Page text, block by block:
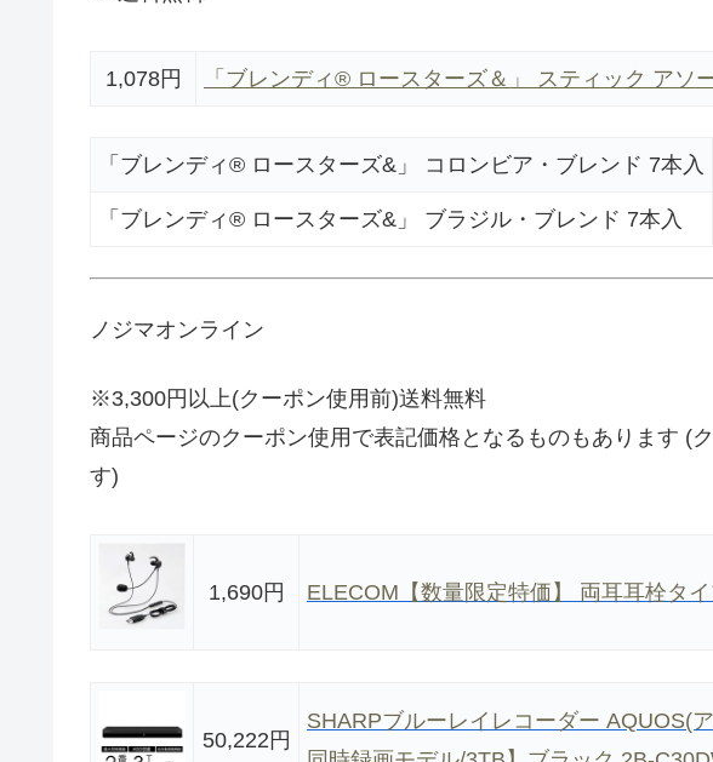
1,078円 「ブレンディ® ロースターズ＆」 スティック アソ
「ブレンディ® ロースターズ&」 コロンビア・ブレンド 7本入
「ブレンディ® ロースターズ&」 ブラジル・ブレンド 7本入
ノジマオンライン
※3,300円以上(クーポン使用前)送料無料
商品ページのクーポン使用で表記価格となるものもあります (
す)
1,690円 ELECOM【数量限定特価】 両耳耳栓タ
50,222円
SHARPブルーレイレコーダー AQUOS(